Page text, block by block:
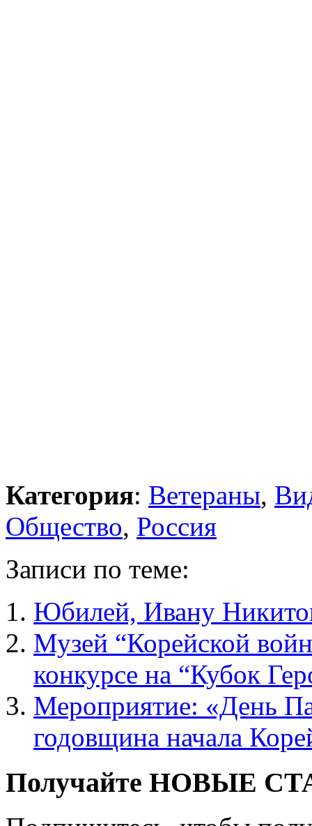
Категория: Ветераны,
Общество, Россия
Записи по теме:
Юбилей, Ивану
Музей “Корейской
конкурсе на “Кубок
Мероприятие: «День
годовщина начала
Получайте НОВЫЕ